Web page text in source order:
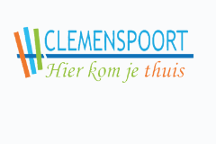
content